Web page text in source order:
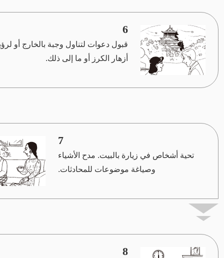
6
قبول دعوات لتناول وجبة بالخارج أو
أزهار الكرز أو ما إلى ذلك.
7
تحية أشخاص في زيارة بالبيت. مدح الأشياء
وصياغة موضوعات للمحادثات.
8